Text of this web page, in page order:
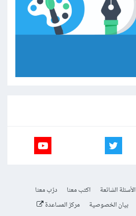
الأسئلة الشائعة اكتب معنا
درّب معنا
بيان الخصوصية مركز المساعدة